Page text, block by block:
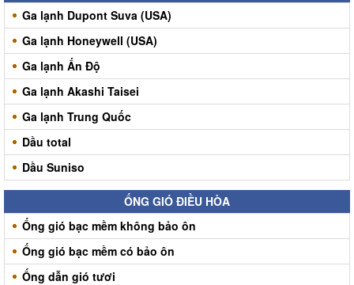
Ga lạnh Dupont Suva (USA)
Ga lạnh Honeywell (USA)
Ga lạnh Ấn Độ
Ga lạnh Akashi Taisei
Ga lạnh Trung Quốc
Dầu total
Dầu Suniso
ỐNG GIÓ ĐIỀU HÒA
Ống gió bạc mềm không bảo ôn
Ống gió bạc mềm có bảo ôn
Ống dẫn gió tươi